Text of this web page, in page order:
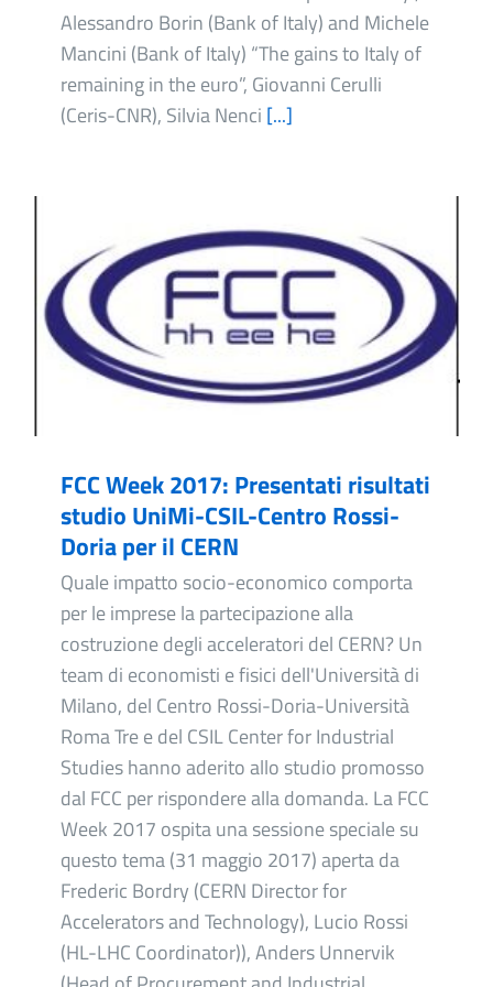
Alessandro Borin (Bank of Italy) and Michele
Mancini (Bank of Italy) “The gains to Italy of
remaining in the euro”, Giovanni Cerulli
(Ceris-CNR), Silvia Nenci [...]
FCC Week 2017: Presentati risultati
studio UniMi-CSIL-Centro Rossi-
Doria per il CERN
Quale impatto socio-economico comporta
per le imprese la partecipazione alla
costruzione degli acceleratori del CERN? Un
team di economisti e fisici dell'Università di
Milano, del Centro Rossi-Doria-Università
Roma Tre e del CSIL Center for Industrial
Studies hanno aderito allo studio promosso
dal FCC per rispondere alla domanda. La FCC
Week 2017 ospita una sessione speciale su
questo tema (31 maggio 2017) aperta da
Frederic Bordry (CERN Director for
Accelerators and Technology), Lucio Rossi
(HL-LHC Coordinator)), Anders Unnervik